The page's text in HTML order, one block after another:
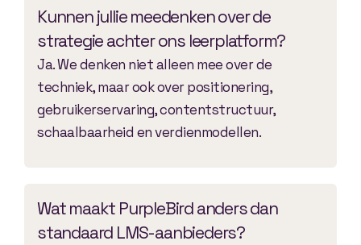
Kunnen jullie meedenken over de
strategie achter ons leerplatform?
Ja. We denken niet alleen mee over de
techniek, maar ook over positionering,
gebruikerservaring, contentstructuur,
schaalbaarheid en verdienmodellen.
Wat maakt PurpleBird anders dan
standaard LMS-aanbieders?